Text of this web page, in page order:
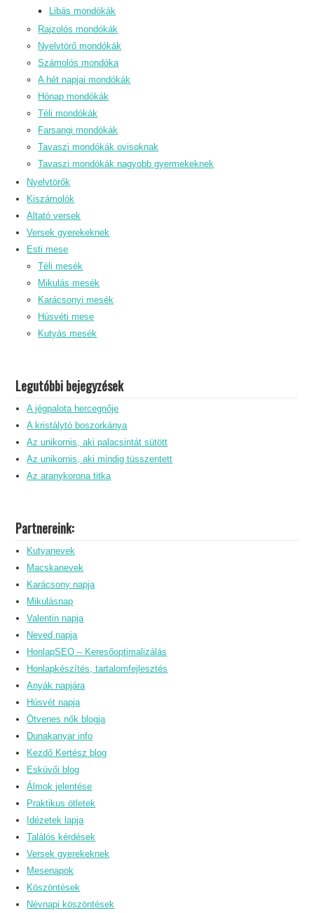
Libás mondókák
Rajzolós mondókák
Nyelvtörő mondókák
Számolós mondóka
A hét napjai mondókák
Hónap mondókák
Téli mondókák
Farsangi mondókák
Tavaszi mondókák ovisoknak
Tavaszi mondókák nagyobb gyermekeknek
Nyelvtörők
Kiszámolók
Altató versek
Versek gyerekeknek
Esti mese
Téli mesék
Mikulás mesék
Karácsonyi mesék
Húsvéti mese
Kutyás mesék
Legutóbbi bejegyzések
A jégpalota hercegnője
A kristálytó boszorkánya
Az unikornis, aki palacsintát sütött
Az unikornis, aki mindig tüsszentett
Az aranykorona titka
Partnereink:
Kutyanevek
Macskanevek
Karácsony napja
Mikulásnap
Valentin napja
Neved napja
HonlapSEO – Keresőoptimalizálás
Honlapkészítés, tartalomfejlesztés
Anyák napjára
Húsvét napja
Ötvenes nők blogja
Dunakanyar info
Kezdő Kertész blog
Esküvői blog
Álmok jelentése
Praktikus ötletek
Idézetek lapja
Találós kérdések
Versek gyerekeknek
Mesenapok
Köszöntések
Névnapi köszöntések